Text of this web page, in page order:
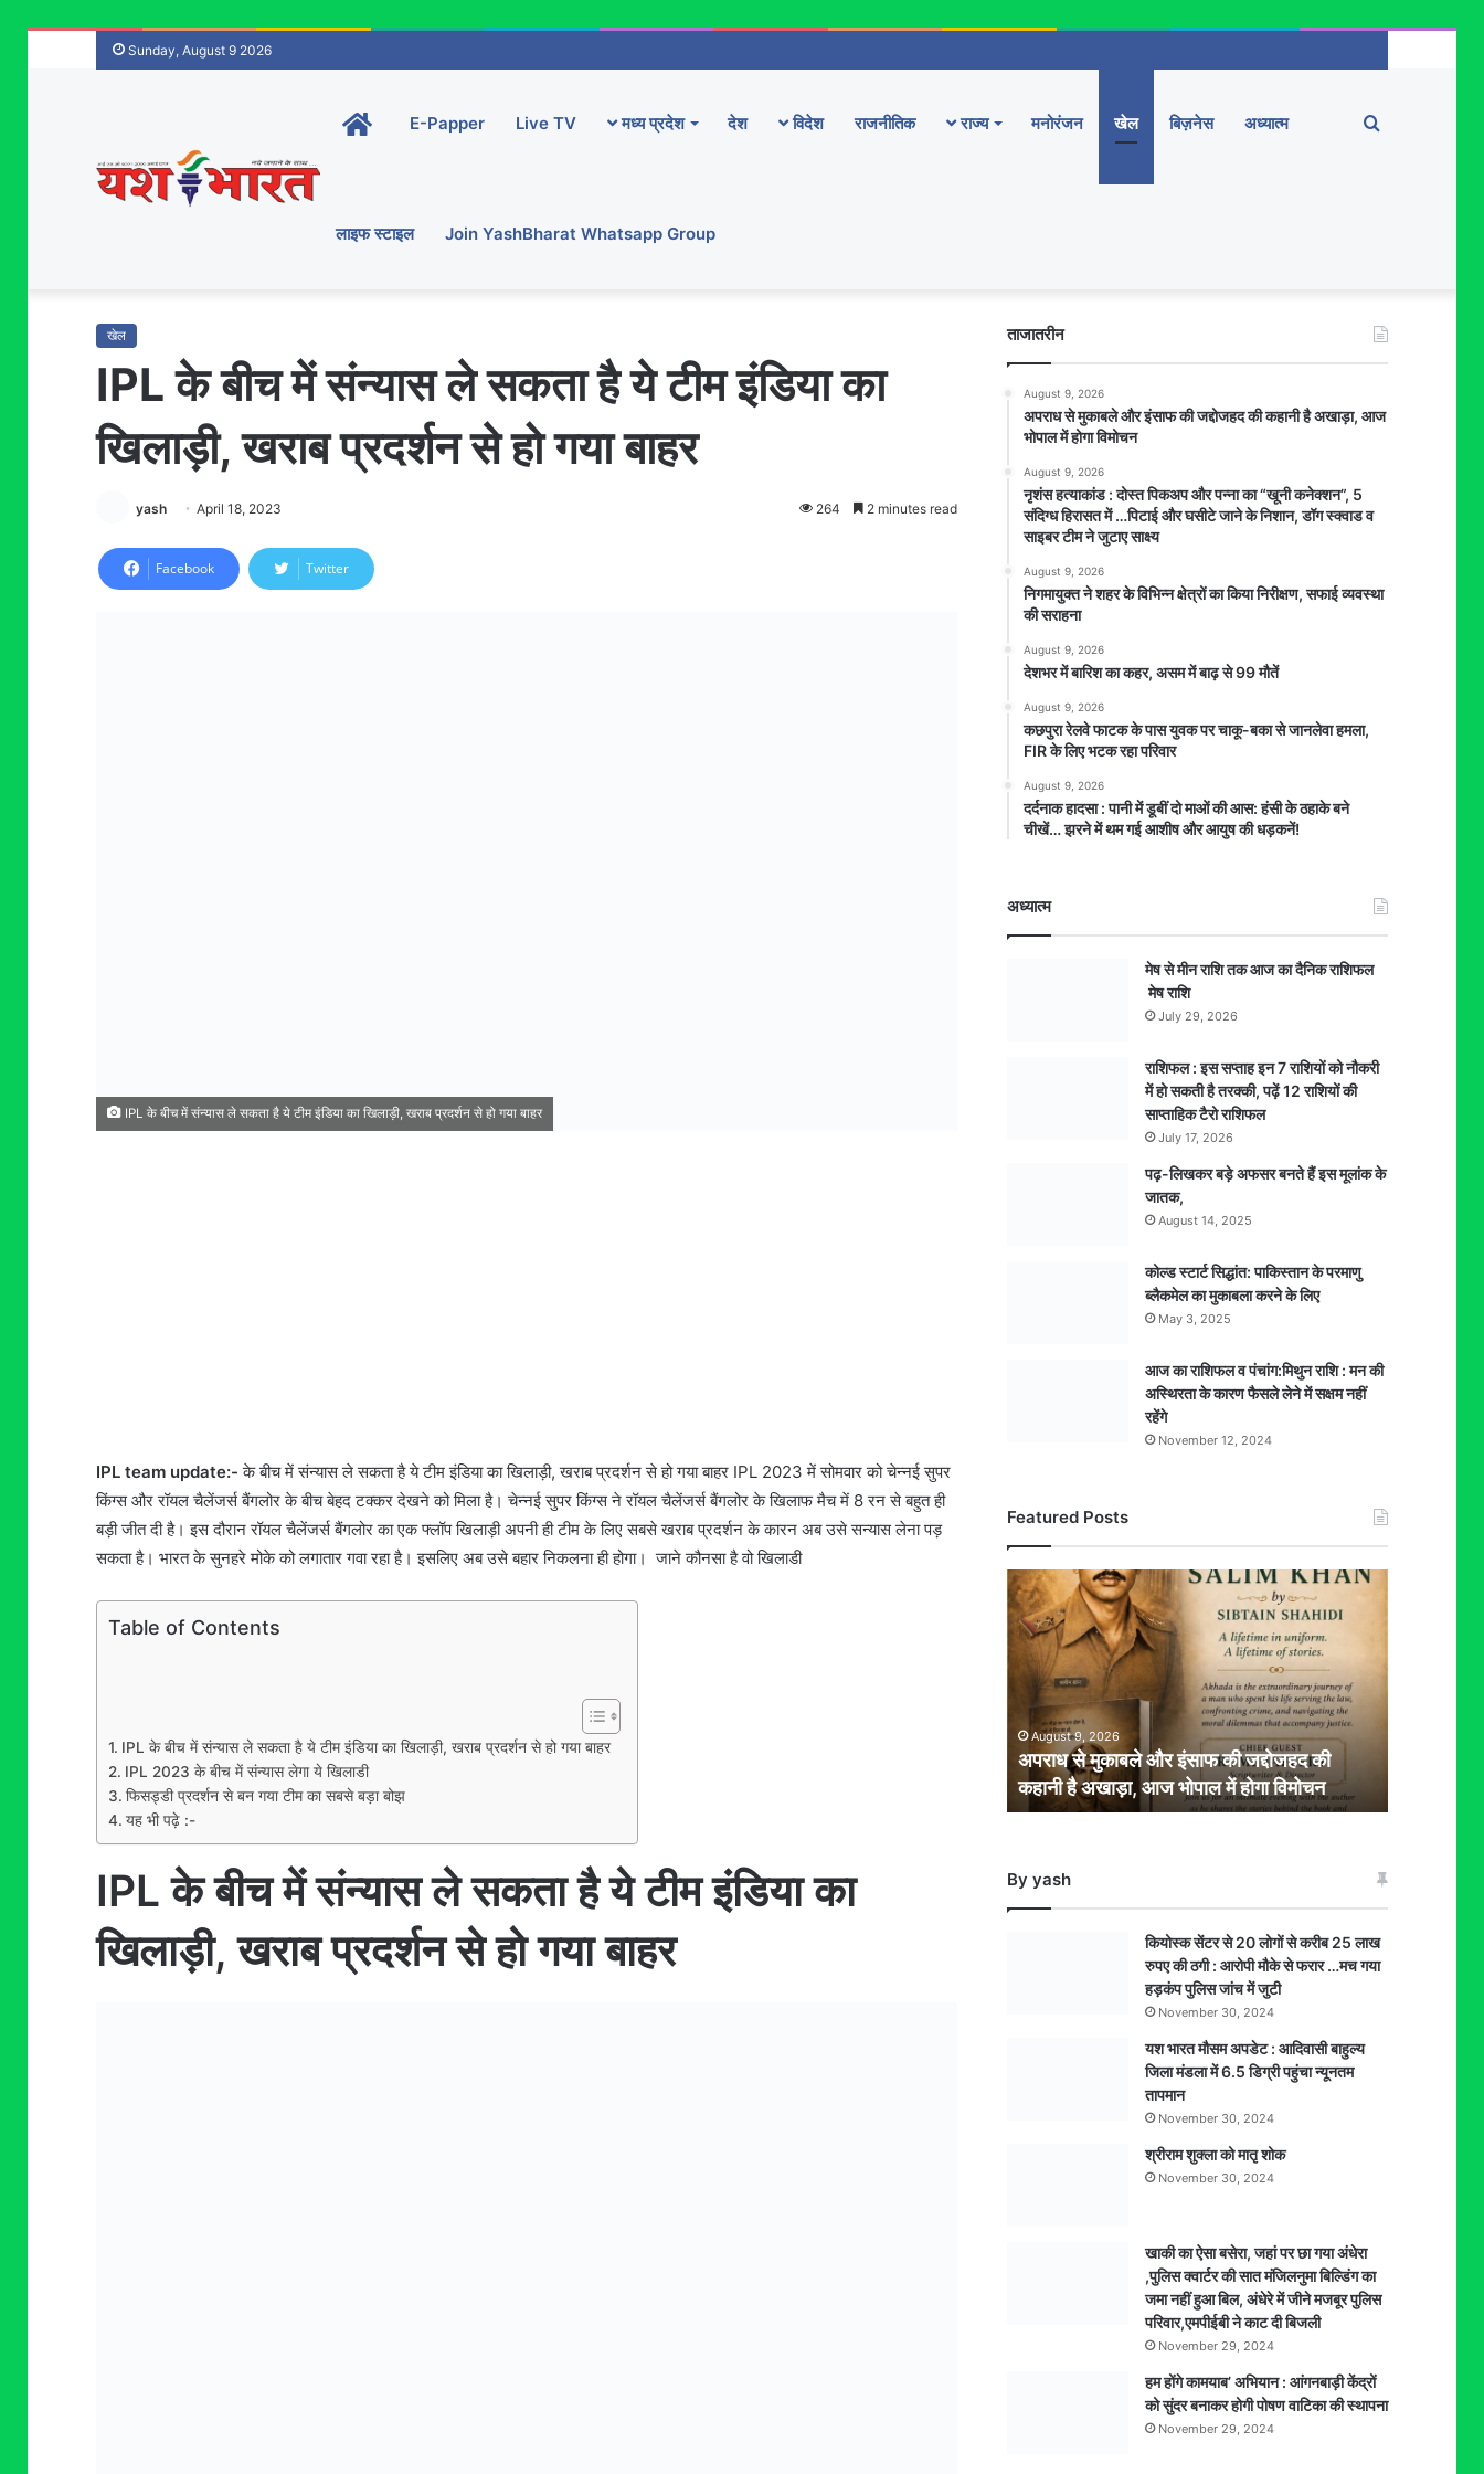
Sunday, August 9 2026
Home-
main
E-Papper Live TV मध्य प्रदेश देश विदेश राजनीतिक राज्य मनोरंजन खेल बिज़नेस अध्यात्म
लाइफ स्टाइल Join YashBharat Whatsapp Group
Search
खेल
IPL के बीच में संन्यास ले सकता है ये टीम इंडिया का
खिलाड़ी, खराब प्रदर्शन से हो गया बाहर
yash April 18, 2023 264 2 minutes read
Facebook Twitter
IPL के बीच में संन्यास ले सकता है ये टीम इंडिया का खिलाड़ी, खराब प्रदर्शन से हो गया बाहर
IPL team update:- के बीच में संन्यास ले सकता है ये टीम इंडिया का खिलाड़ी, खराब प्रदर्शन से हो गया बाहर IPL 2023 में सोमवार को चेन्नई सुपर
किंग्स और रॉयल चैलेंजर्स बैंगलोर के बीच बेहद टक्कर देखने को मिला है। चेन्नई सुपर किंग्स ने रॉयल चैलेंजर्स बैंगलोर के खिलाफ मैच में 8 रन से बहुत ही
बड़ी जीत दी है। इस दौरान रॉयल चैलेंजर्स बैंगलोर का एक फ्लॉप खिलाड़ी अपनी ही टीम के लिए सबसे खराब प्रदर्शन के कारन अब उसे सन्यास लेना पड़
सकता है। भारत के सुनहरे मोके को लगातार गवा रहा है। इसलिए अब उसे बहार निकलना ही होगा। जाने कौनसा है वो खिलाडी
Table of Contents
IPL के बीच में संन्यास ले सकता है ये टीम इंडिया का खिलाड़ी, खराब प्रदर्शन से हो गया बाहर
IPL 2023 के बीच में संन्यास लेगा ये खिलाडी
फिसड्डी प्रदर्शन से बन गया टीम का सबसे बड़ा बोझ
यह भी पढ़े :-
IPL के बीच में संन्यास ले सकता है ये टीम इंडिया का
खिलाड़ी, खराब प्रदर्शन से हो गया बाहर
ताजातरीन
August 9, 2026
अपराध से मुकाबले और इंसाफ की जद्दोजहद की कहानी है अखाड़ा, आज
भोपाल में होगा विमोचन
August 9, 2026
नृशंस हत्याकांड : दोस्त पिकअप और पन्ना का “खूनी कनेक्शन”, 5
संदिग्ध हिरासत में …पिटाई और घसीटे जाने के निशान, डॉग स्क्वाड व
साइबर टीम ने जुटाए साक्ष्य
August 9, 2026
निगमायुक्त ने शहर के विभिन्न क्षेत्रों का किया निरीक्षण, सफाई व्यवस्था
की सराहना
August 9, 2026
देशभर में बारिश का कहर, असम में बाढ़ से 99 मौतें
August 9, 2026
कछपुरा रेलवे फाटक के पास युवक पर चाकू-बका से जानलेवा हमला,
FIR के लिए भटक रहा परिवार
August 9, 2026
दर्दनाक हादसा : पानी में डूबीं दो माओं की आस: हंसी के ठहाके बने
चीखें… झरने में थम गई आशीष और आयुष की धड़कनें!
अध्यात्म
मेष से मीन राशि तक आज का दैनिक राशिफल
मेष राशि
July 29, 2026
राशिफल : इस सप्ताह इन 7 राशियों को नौकरी
में हो सकती है तरक्की, पढ़ें 12 राशियों की
साप्ताहिक टैरो राशिफल
July 17, 2026
पढ़-लिखकर बड़े अफसर बनते हैं इस मूलांक के
जातक,
August 14, 2025
कोल्ड स्टार्ट सिद्धांत: पाकिस्तान के परमाणु
ब्लैकमेल का मुकाबला करने के लिए
May 3, 2025
आज का राशिफल व पंचांग:मिथुन राशि : मन की
अस्थिरता के कारण फैसले लेने में सक्षम नहीं
रहेंगे
November 12, 2024
Featured Posts
अपराध
से
मुकाबले
इंसाफ
जद्दोजहद
की
कहानी
अखाड़ा,
में
होगा
August 9, 2026
अपराध से मुकाबले और इंसाफ की जद्दोजहद की
कहानी है अखाड़ा, आज भोपाल में होगा विमोचन
By yash
कियोस्क सेंटर से 20 लोगों से करीब 25 लाख
रुपए की ठगी : आरोपी मौके से फरार …मच गया
हड़कंप पुलिस जांच में जुटी
November 30, 2024
यश भारत मौसम अपडेट : आदिवासी बाहुल्य
जिला मंडला में 6.5 डिग्री पहुंचा न्यूनतम
तापमान
November 30, 2024
श्रीराम शुक्ला को मातृ शोक
November 30, 2024
खाकी का ऐसा बसेरा, जहां पर छा गया अंधेरा
,पुलिस क्वार्टर की सात मंजिलनुमा बिल्डिंग का
जमा नहीं हुआ बिल, अंधेरे में जीने मजबूर पुलिस
परिवार,एमपीईबी ने काट दी बिजली
November 29, 2024
हम होंगे कामयाब’ अभियान : आंगनबाड़ी केंद्रों
को सुंदर बनाकर होगी पोषण वाटिका की स्थापना
November 29, 2024